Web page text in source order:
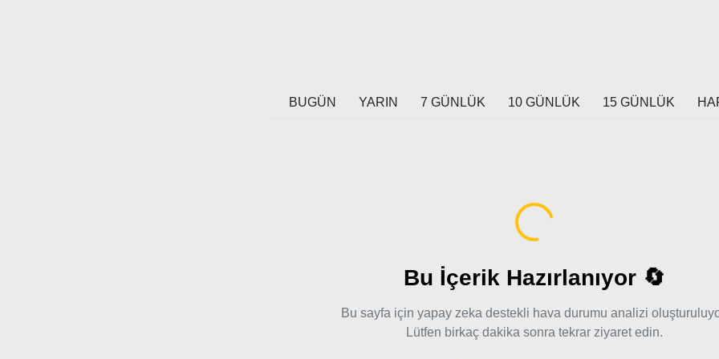
BUGÜN YARIN 7 GÜNLÜK 10 GÜNLÜK 15 GÜNLÜK
Yükleniyor...
Bu İçerik Hazırlanıyor 🔄
Bu sayfa için yapay zeka destekli hava durumu analizi
Lütfen birkaç dakika sonra tekrar ziyaret edin.